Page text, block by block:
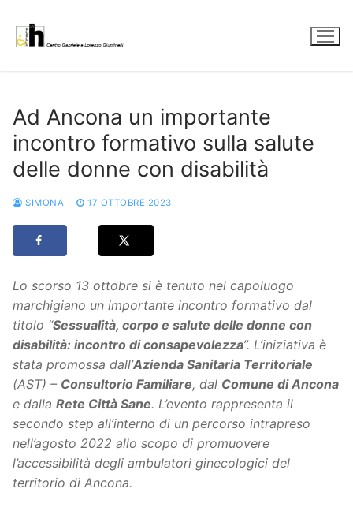
contenuto
Ad Ancona un importante
incontro formativo sulla salute
delle donne con disabilità
SIMONA 17 OTTOBRE 2023
Lo scorso 13 ottobre si è tenuto nel capoluogo
marchigiano un importante incontro formativo dal
titolo “Sessualità, corpo e salute delle donne con
disabilità: incontro di consapevolezza”. L’iniziativa è
stata promossa dall’Azienda Sanitaria Territoriale
(AST) – Consultorio Familiare, dal Comune di Ancona
e dalla Rete Città Sane. L’evento rappresenta il
secondo step all’interno di un percorso intrapreso
nell’agosto 2022 allo scopo di promuovere
l’accessibilità degli ambulatori ginecologici del
territorio di Ancona.